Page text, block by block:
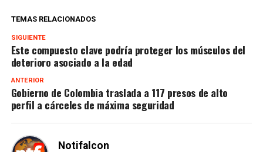
TEMAS RELACIONADOS
SIGUIENTE
Este compuesto clave podría proteger los músculos del
deterioro asociado a la edad
ANTERIOR
Gobierno de Colombia traslada a 117 presos de alto
perfil a cárceles de máxima seguridad
Notifalcon